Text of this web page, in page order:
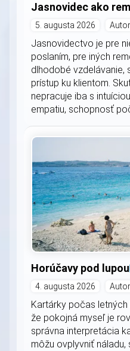
Jasnovidec ako
5. augusta 2026
Jasnovidectvo je pre
poslaním, pre iných
dlhodobé vzdelávanie,
prístup ku klientom.
nepracuje iba s
empatiu, schopnosť
Horúčavy pod lupou
4. augusta 2026
Kartárky počas
že pokojná myseľ je
správna interpretácia
môžu ovplyvniť